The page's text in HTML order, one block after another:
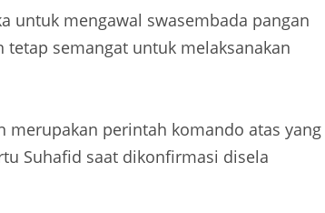
untuk mengawal swasembada pangan
semangat untuk melaksanakan
merupakan perintah komando atas yang
Suhafid saat dikonfirmasi disela